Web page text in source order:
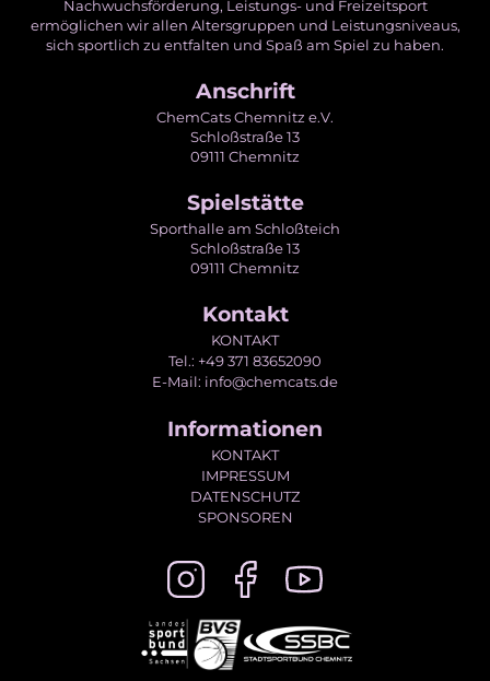
Nachwuchsförderung, Leistungs- und Freizeitsport
ermöglichen wir allen Altersgruppen und Leistungsniveaus,
sich sportlich zu entfalten und Spaß am Spiel zu haben.
Anschrift
ChemCats Chemnitz e.V.
Schloßstraße 13
09111 Chemnitz
Spielstätte
Sporthalle am Schloßteich
Schloßstraße 13
09111 Chemnitz
Kontakt
KONTAKT
Tel.: +49 371 83652090
E-Mail: info@chemcats.de
Informationen
KONTAKT
IMPRESSUM
DATENSCHUTZ
SPONSOREN